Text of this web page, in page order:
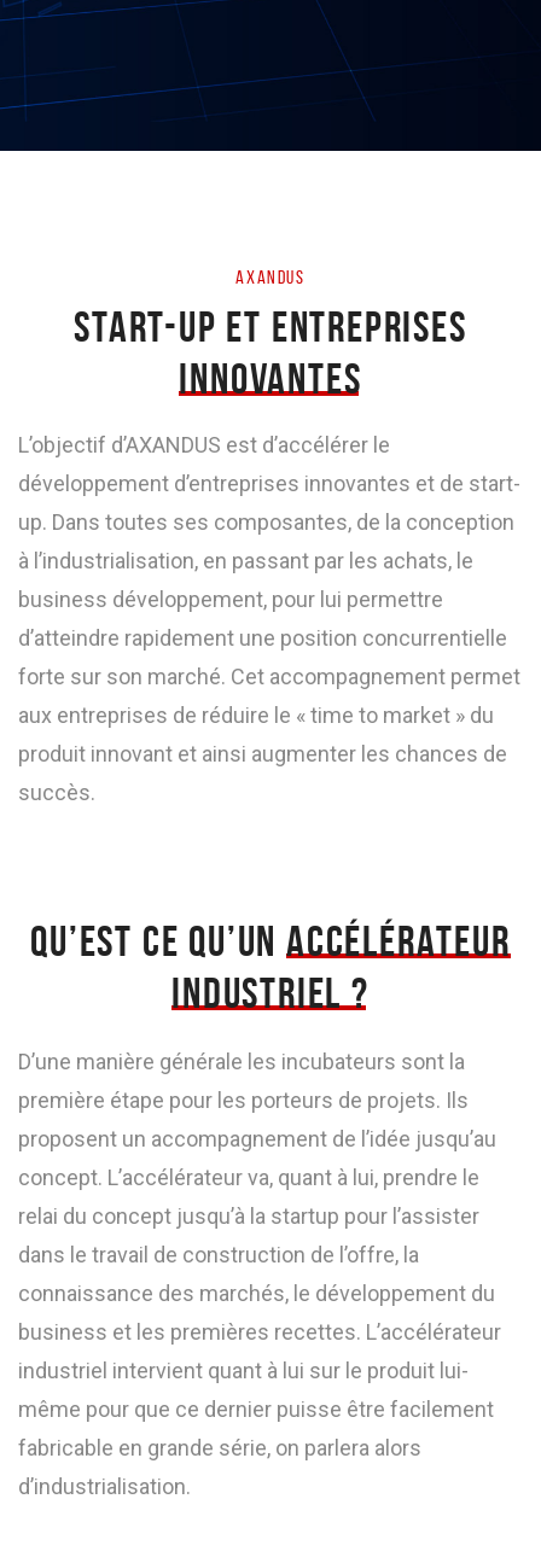
AXANDUS
START-UP ET ENTREPRISES
INNOVANTES
L’objectif d’AXANDUS est d’accélérer le
développement d’entreprises innovantes et de start-
up. Dans toutes ses composantes, de la conception
à l’industrialisation, en passant par les achats, le
business développement, pour lui permettre
d’atteindre rapidement une position concurrentielle
forte sur son marché. Cet accompagnement permet
aux entreprises de réduire le « time to market » du
produit innovant et ainsi augmenter les chances de
succès.
QU’EST CE QU’UNACCÉLÉRATEUR
INDUSTRIEL ?
D’une manière générale les incubateurs sont la
première étape pour les porteurs de projets. Ils
proposent un accompagnement de l’idée jusqu’au
concept. L’accélérateur va, quant à lui, prendre le
relai du concept jusqu’à la startup pour l’assister
dans le travail de construction de l’offre, la
connaissance des marchés, le développement du
business et les premières recettes. L’accélérateur
industriel intervient quant à lui sur le produit lui-
même pour que ce dernier puisse être facilement
fabricable en grande série, on parlera alors
d’industrialisation.